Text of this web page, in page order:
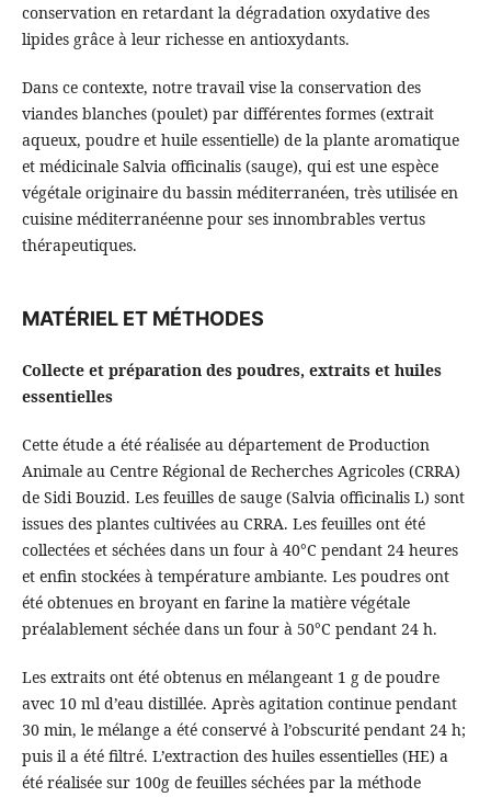
conservation en retardant la dégradation oxydative des
lipides grâce à leur richesse en antioxydants.
Dans ce contexte, notre travail vise la conservation des
viandes blanches (poulet) par différentes formes (extrait
aqueux, poudre et huile essentielle) de la plante aromatique
et médicinale Salvia officinalis (sauge), qui est une espèce
végétale originaire du bassin méditerranéen, très utilisée en
cuisine méditerranéenne pour ses innombrables vertus
thérapeutiques.
MATÉRIEL ET MÉTHODES
Collecte et préparation des poudres, extraits et huiles
essentielles
Cette étude a été réalisée au département de Production
Animale au Centre Régional de Recherches Agricoles (CRRA)
de Sidi Bouzid. Les feuilles de sauge (Salvia officinalis L) sont
issues des plantes cultivées au CRRA. Les feuilles ont été
collectées et séchées dans un four à 40°C pendant 24 heures
et enfin stockées à température ambiante. Les poudres ont
été obtenues en broyant en farine la matière végétale
préalablement séchée dans un four à 50°C pendant 24 h.
Les extraits ont été obtenus en mélangeant 1 g de poudre
avec 10 ml d’eau distillée. Après agitation continue pendant
30 min, le mélange a été conservé à l’obscurité pendant 24 h;
puis il a été filtré. L’extraction des huiles essentielles (HE) a
été réalisée sur 100g de feuilles séchées par la méthode